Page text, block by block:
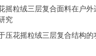
摇粒绒三层复合面料在户
究
压花摇粒绒三层复合结构